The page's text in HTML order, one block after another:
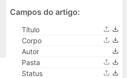
Campos do artigo:
Título
Corpo
Autor
Pasta
Status